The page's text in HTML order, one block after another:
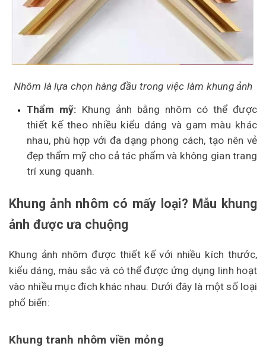
Nhôm là lựa chọn hàng đầu trong việc làm khung ảnh
Thẩm mỹ: Khung ảnh bằng nhôm có thể được
thiết kế theo nhiều kiểu dáng và gam màu khác
nhau, phù hợp với đa dạng phong cách, tạo nên vẻ
đẹp thẩm mỹ cho cả tác phẩm và không gian trang
trí xung quanh.
Khung ảnh nhôm có mấy loại? Mẫu khung
ảnh được ưa chuộng
Khung ảnh nhôm được thiết kế với nhiều kích thước,
kiểu dáng, màu sắc và có thể được ứng dụng linh hoạt
vào nhiều mục đích khác nhau. Dưới đây là một số loại
phổ biến:
Khung tranh nhôm viền mỏng